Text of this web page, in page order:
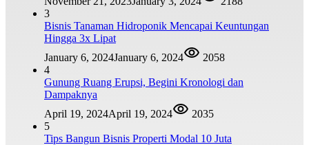
3
Bisnis Tanaman Hidroponik Mencapai Keuntungan
Hingga 3x Lipat
January 6, 2024January 6, 2024
2058
4
Gunung Ruang Erupsi, Begini Kronologi dan
Dampaknya
April 19, 2024April 19, 2024
2035
5
Tips Bangun Bisnis Properti Modal 10 Juta